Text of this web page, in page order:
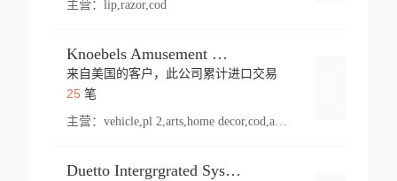
主营： lip,razor,cod
Knoebels Amusement Resort
来自美国的客户，此公司累计进口交易
25笔
主营： vehicle,pl 2,arts,home decor,cod,amusement ride,sea
Duetto Intergrgrated Systems Inc.